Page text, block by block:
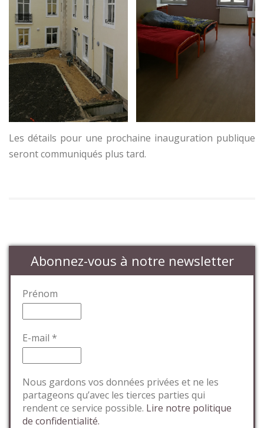
Les détails pour une prochaine inauguration publique
seront communiqués plus tard.
Abonnez-vous à notre newsletter
Prénom
E-mail *
Nous gardons vos données privées et ne les
partageons qu’avec les tierces parties qui
rendent ce service possible. Lire notre politique
de confidentialité.